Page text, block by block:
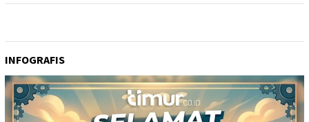
INFOGRAFIS